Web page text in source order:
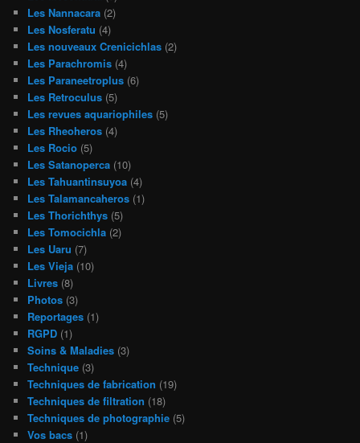
Les Nannacara (2)
Les Nosferatu (4)
Les nouveaux Crenicichlas (2)
Les Parachromis (4)
Les Paraneetroplus (6)
Les Retroculus (5)
Les revues aquariophiles (5)
Les Rheoheros (4)
Les Rocio (5)
Les Satanoperca (10)
Les Tahuantinsuyoa (4)
Les Talamancaheros (1)
Les Thorichthys (5)
Les Tomocichla (2)
Les Uaru (7)
Les Vieja (10)
Livres (8)
Photos (3)
Reportages (1)
RGPD (1)
Soins & Maladies (3)
Technique (3)
Techniques de fabrication (19)
Techniques de filtration (18)
Techniques de photographie (5)
Vos bacs (1)